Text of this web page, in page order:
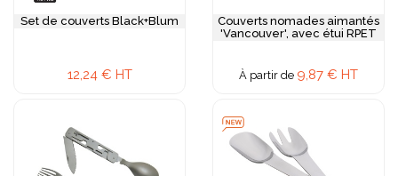
Set de couverts Black+Blum
12,24 € HT
Couverts nomades aimantés
'Vancouver', avec étui RPET
À partir de 9,87 € HT